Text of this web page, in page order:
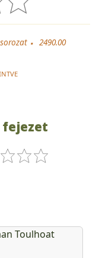
2490.00
fejezet